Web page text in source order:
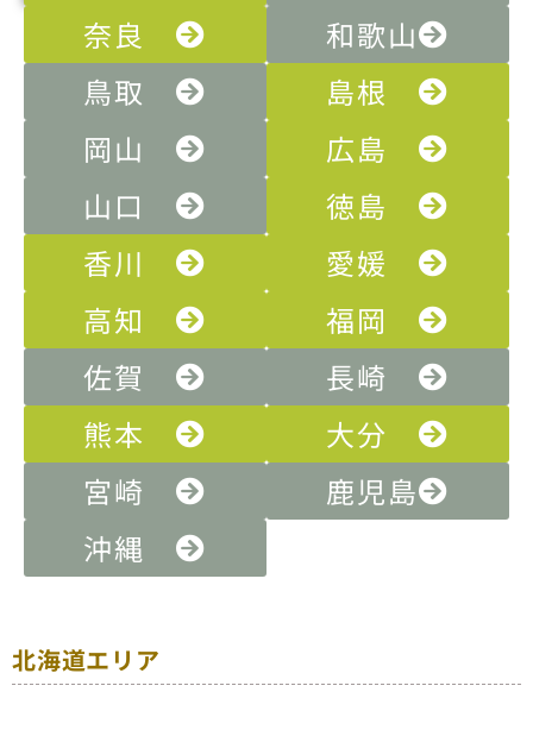
奈良
和歌山
鳥取
島根
岡山
広島
山口
徳島
香川
愛媛
高知
福岡
佐賀
長崎
熊本
大分
宮崎
鹿児島
沖縄
北海道エリア